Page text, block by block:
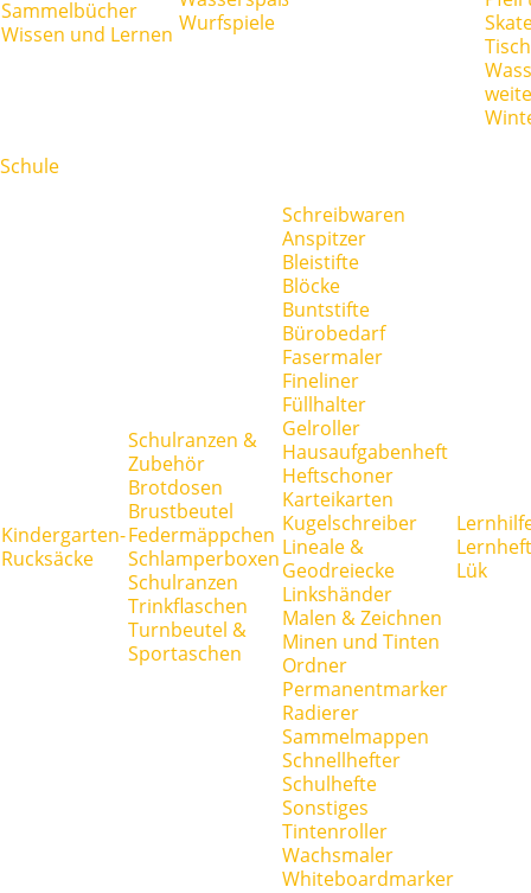
Sammelbücher
Wissen und Lernen Wurfspiele
Schule
Kindergarten-
Rucksäcke
Schulranzen &
Zubehör
Brotdosen
Brustbeutel
Federmäppchen
Schlamperboxen
Schulranzen
Trinkflaschen
Turnbeutel &
Sportaschen
Schreibwaren
Anspitzer
Bleistifte
Blöcke
Buntstifte
Bürobedarf
Fasermaler
Fineliner
Füllhalter
Gelroller
Hausaufgabenheft
Heftschoner
Karteikarten
Kugelschreiber
Lineale &
Geodreiecke
Linkshänder
Malen & Zeichnen
Minen und Tinten
Ordner
Permanentmarker
Radierer
Sammelmappen
Schnellhefter
Schulhefte
Sonstiges
Tintenroller
Wachsmaler
Whiteboardmarker
Lük